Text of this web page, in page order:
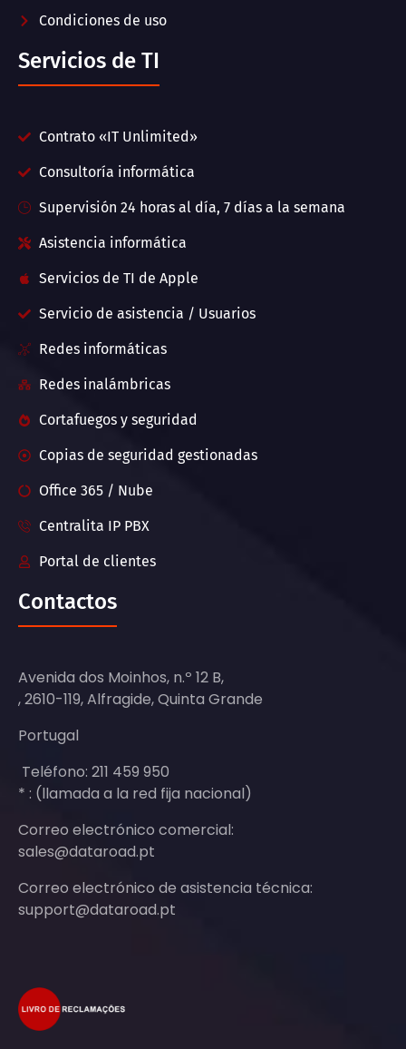
Condiciones de uso
Servicios de TI
Contrato «IT Unlimited»
Consultoría informática
Supervisión 24 horas al día, 7 días a la semana
Asistencia informática
Servicios de TI de Apple
Servicio de asistencia / Usuarios
Redes informáticas
Redes inalámbricas
Cortafuegos y seguridad
Copias de seguridad gestionadas
Office 365 / Nube
Centralita IP PBX
Portal de clientes
Contactos
Avenida dos Moinhos, n.º 12 B,
, 2610-119, Alfragide, Quinta Grande
Portugal
Teléfono: 211 459 950
* : (llamada a la red fija nacional)
Correo electrónico comercial:
sales@dataroad.pt
Correo electrónico de asistencia técnica:
support@dataroad.pt